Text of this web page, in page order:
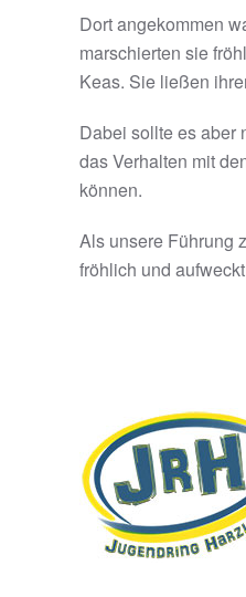
Dort angekommen
marschierten sie
Keas. Sie ließen
Dabei sollte es aber
das Verhalten mit
können.
Als unsere Führung
fröhlich und